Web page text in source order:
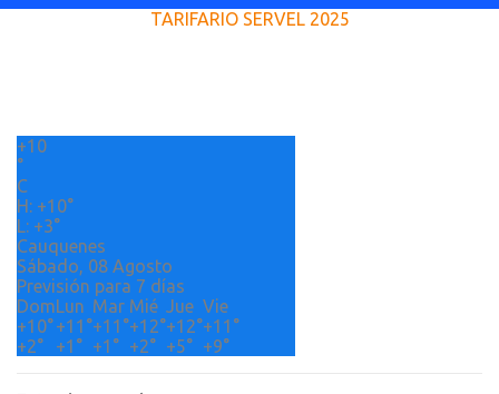
i
s
TARIFARIO SERVEL 2025
+10
°
C
H: +10°
L: +3°
Cauquenes
Sábado, 08 Agosto
Previsión para 7 días
DomLun Mar Mié Jue Vie
+10°+11°+11°+12°+12°+11°
+2° +1° +1° +2° +5° +9°